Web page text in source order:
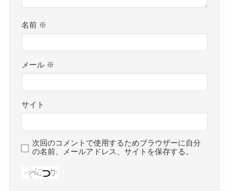
名前 ※
メール ※
サイト
次回のコメントで使用するためブラウザーに自分
の名前、メールアドレス、サイトを保存する。